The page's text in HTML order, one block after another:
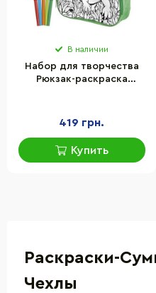
В наличии
Набор для творчества
Рюкзак-раскраска
419 грн.
Купить
Раскраски-
Чехлы